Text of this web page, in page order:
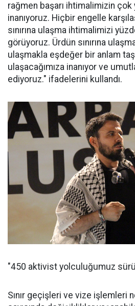
rağmen başarı ihtimalimizin
inanıyoruz. Hiçbir engelle
sınırına ulaşma ihtimalimizi
görüyoruz. Ürdün sınırına
ulaşmakla eşdeğer bir anlam
ulaşacağımıza inanıyor ve
ediyoruz." ifadelerini kullandı.
"450 aktivist yolculuğumuz
Sınır geçişleri ve vize işlemleri